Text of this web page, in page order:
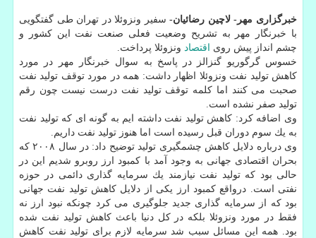
خبرگزاری مهر- لاچین رضائیان-سفیر ونزوئلا در تهران طی گفتگویی
با خبرنگار مهر به تشریح وضعیت فعلی صنعت نفت این كشور و
چشم انداز پیش روی
اقتصاد ونزوئلا پرداخت.
خسوس گرگوریو گنزالز در پاسخ به سوال خبرنگار مهر در مورد
كاهش تولید نفت ونزوئلا اظهار داشت: همه در مورد توقف تولید نفت
صحبت می كنند اما كلمه توقف تولید نفت درست نیست چون رقم
تولید صفر نشده است.
وی اضافه كرد: كاهش تولید نفت داشته ایم به گونه ای كه تولید نفت
به یك سوم دوران قبل رسیده است اما هنوز تولید نفت داریم.
وی درباره دلایل كاهش چشمگیری تولید توضیح داد: در سال ۲۰۰۸ كه
بحران اقتصادی جهانی به وجود آمد با كمبود ارز روبرو شدیم این در
حالی بود كه تولید نفت نیازمند یك سرمایه گذاری دائمی در حوزه
نفتی است. درواقع كمبود ارز یكی از دلایل كاهش تولید نفت جهانی
بود كه از سرمایه گذاری جدید جلوگیری می كرد چونكه نبود ارز نه
فقط در مورد ونزوئلا بلكه در كل دنیا باعث كاهش تولید نفت شده
بود. همه این مسائل سبب شد سرمایه لازم برای تولید نفت كاهش